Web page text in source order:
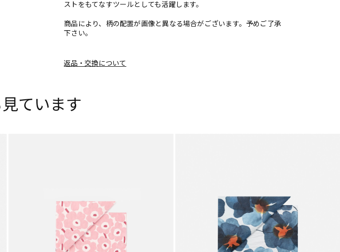
ストをもてなすツールとしても活躍します。
商品により、柄の配置が画像と異なる場合がございます。予めご了承
下さい。
返品・交換について
ています